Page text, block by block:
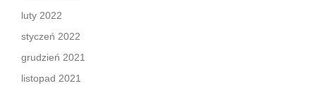
luty 2022
styczeń 2022
grudzień 2021
listopad 2021